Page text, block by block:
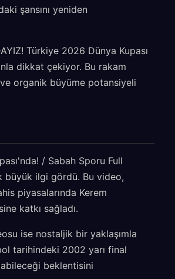
şansını yeniden
Türkiye 2026 Dünya Kupası
dikkat çekiyor. Bu rakam
organik büyüme potansiyeli
/ Sabah Sporu Full
büyük ilgi gördü. Bu video,
piyasalarında Kerem
katkı sağladı.
ise nostaljik bir yaklaşımla
tarihindeki 2002 yarı final
beklentisini